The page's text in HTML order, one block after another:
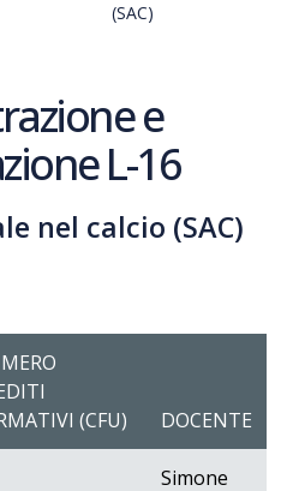
(SAC)
e
L-16
nel calcio (SAC)
(CFU)
DOCENTE
Simone